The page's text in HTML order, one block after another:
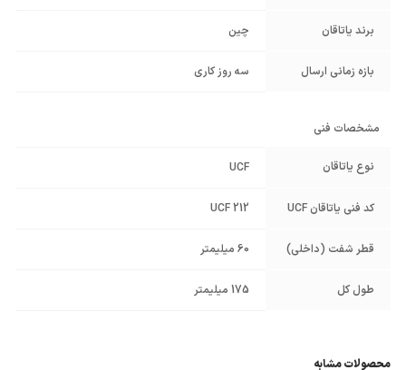
برند یاتاقان چین
بازه زمانی ارسال سه روز کاری
مشخصات فنی
نوع یاتاقان UCF
کد فنی یاتاقان UCF UCF 212
قطر شفت (داخلی) 60 میلیمتر
طول کل 175 میلیمتر
محصولات مشابه